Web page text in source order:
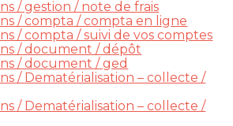
/ gestion / note de frais
/ compta / compta en ligne
/ compta / suivi de vos comptes
/ document / dépôt
/ document / ged
/ Dematérialisation – collecte /
/ Dematérialisation – collecte /